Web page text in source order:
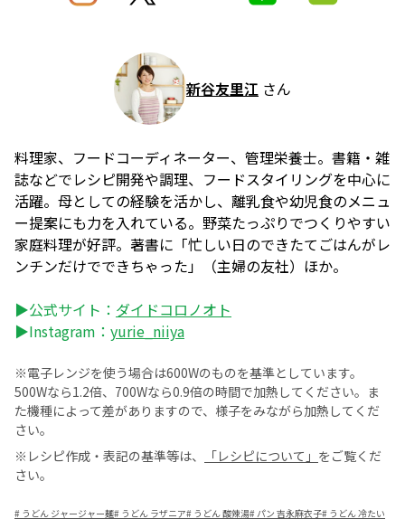
新谷友里江 さん
料理家、フードコーディネーター、管理栄養士。書籍・雑
誌などでレシピ開発や調理、フードスタイリングを中心に
活躍。母としての経験を活かし、離乳食や幼児食のメニュ
ー提案にも力を入れている。野菜たっぷりでつくりやすい
家庭料理が好評。著書に「忙しい日のできたてごはんがレ
ンチンだけでできちゃった」（主婦の友社）ほか。
▶公式サイト： ダイドコロノオト
▶Instagram： yurie_niiya
※電子レンジを使う場合は600Wのものを基準としています。
500Wなら1.2倍、700Wなら0.9倍の時間で加熱してください。ま
た機種によって差がありますので、様子をみながら加熱してくだ
さい。
※レシピ作成・表記の基準等は、
「レシピについて」 をご覧くだ
さい。
# うどん ジャージャー麺# うどん ラザニア# うどん 酸辣湯#パン 吉永麻衣子# うどん 冷たい